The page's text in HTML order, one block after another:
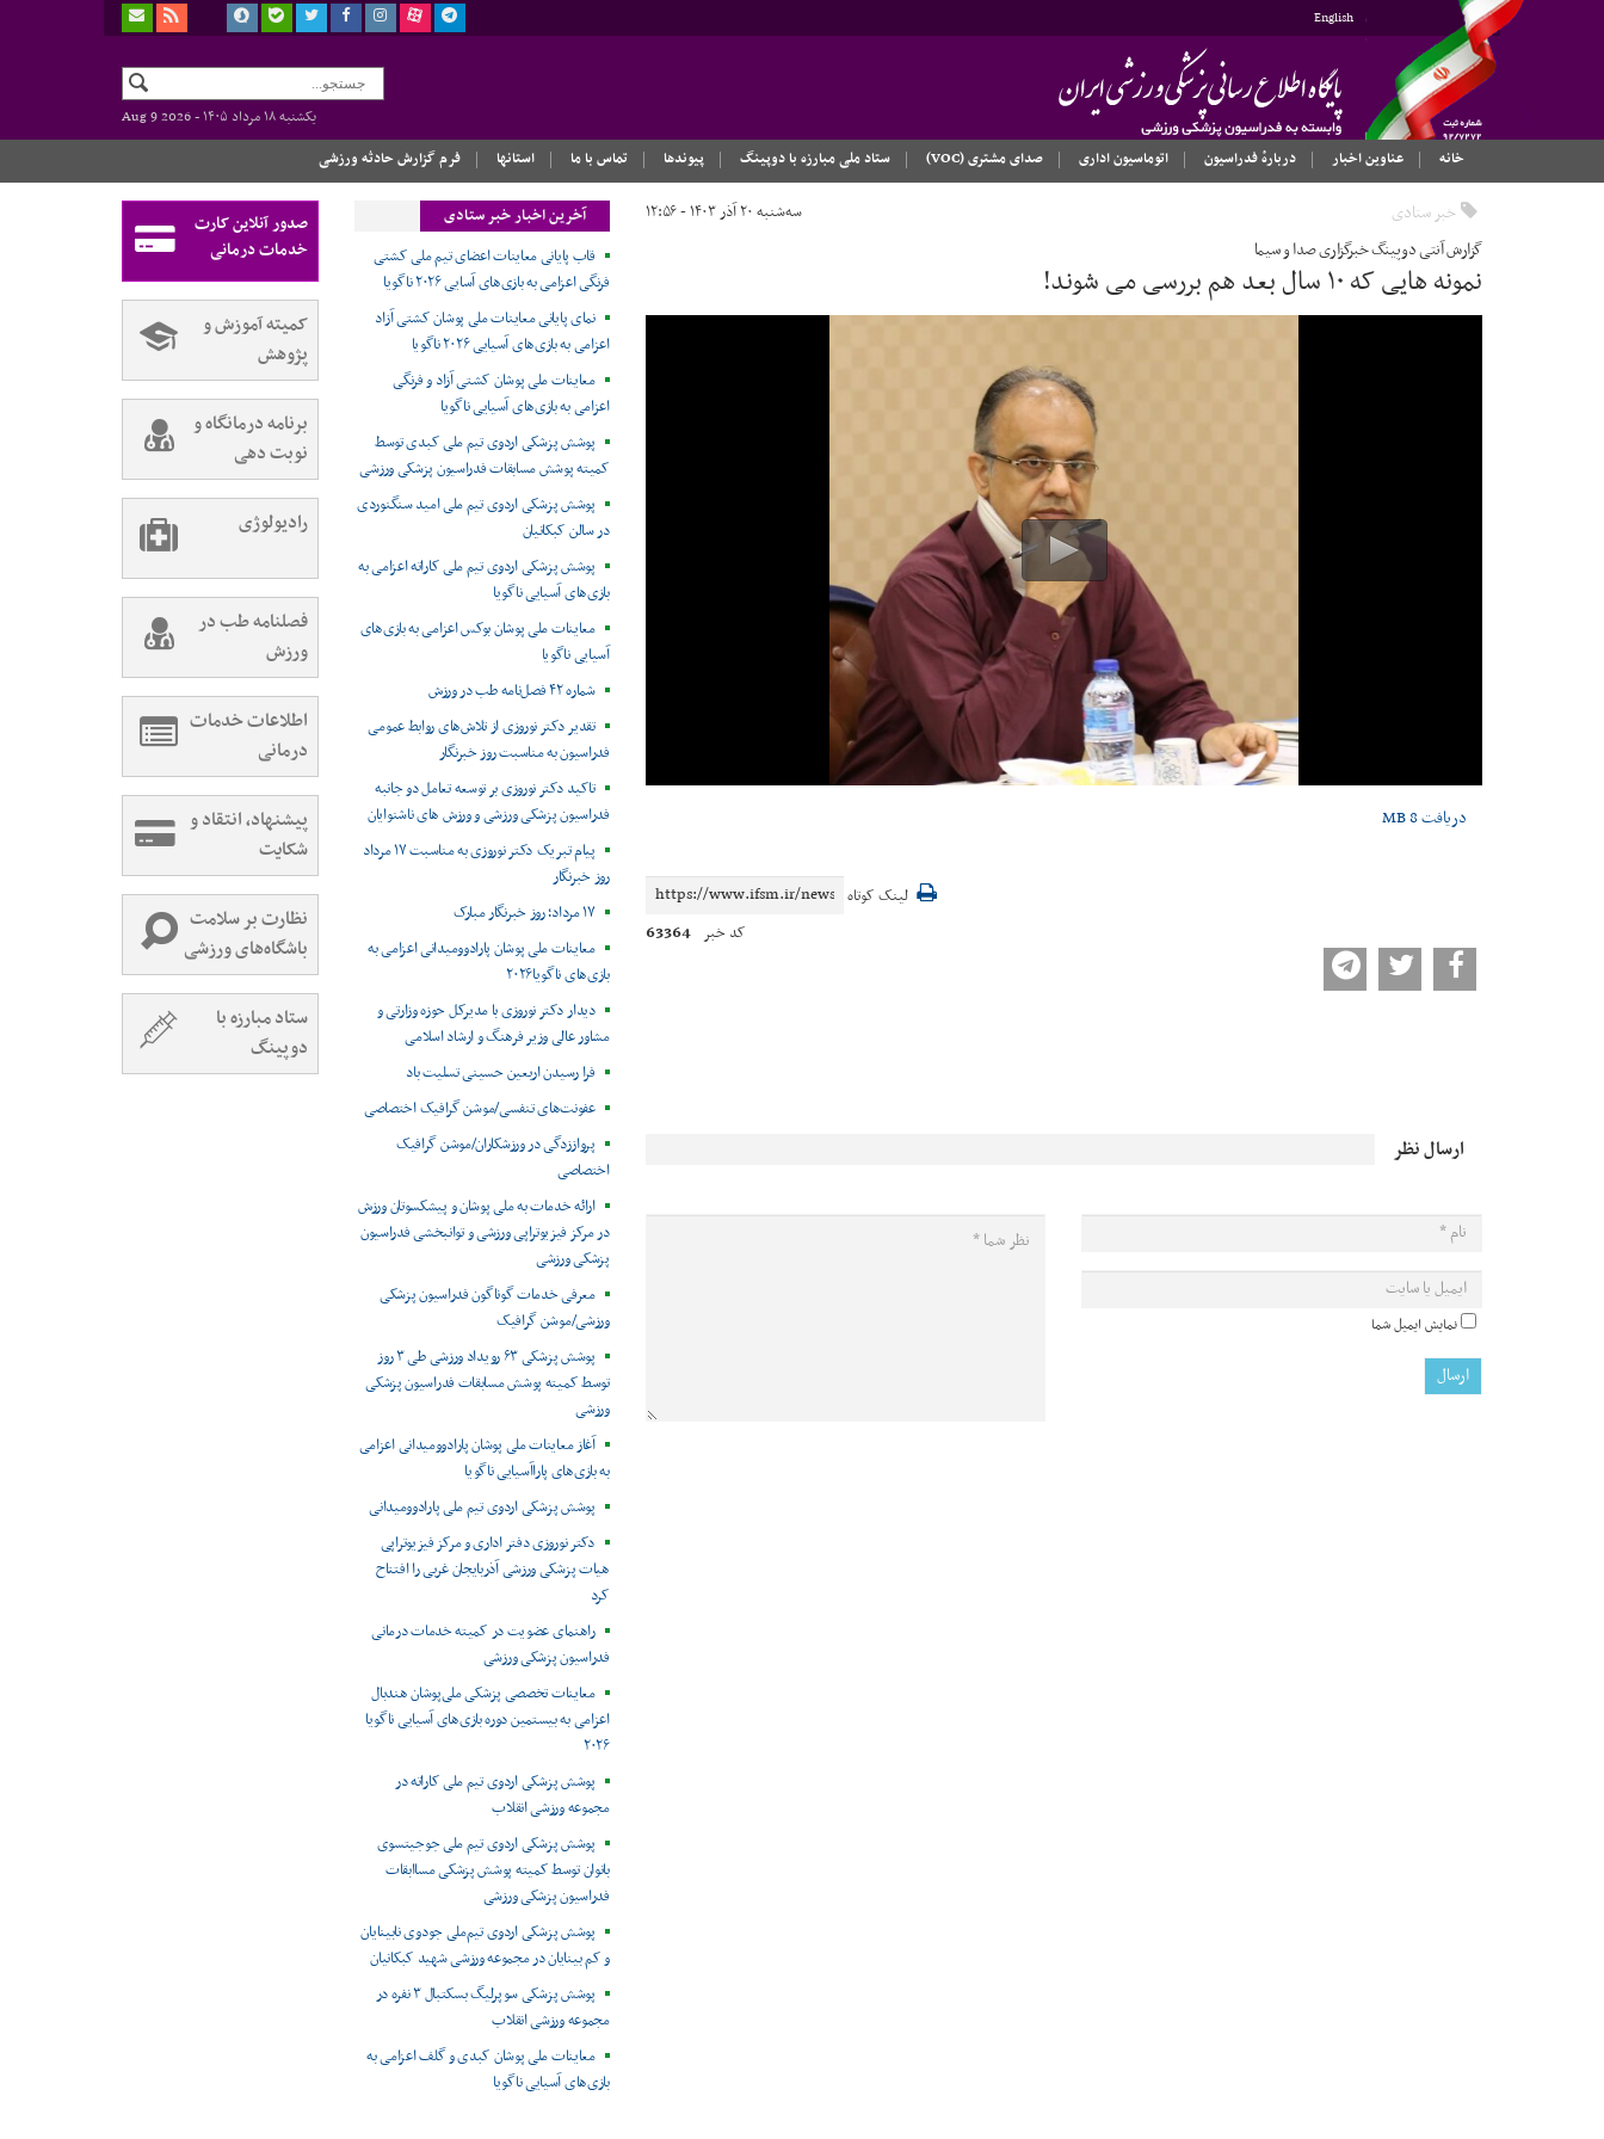
English
یکشنبه ۱۸ مرداد ۱۴۰۵ -
Aug 9 2026
خانه
عناوین اخبار دربارهٔ فدراسیون اتوماسیون اداری صدای مشتری (VOC) ستاد ملی مبارزه با دوپینگ پیوندها تماس با ما استانها فرم گزارش حادثه ورزشی
خبر ستادی سه‌شنبه ۲۰ آذر ۱۴۰۳ - ۱۲:۵۶
گزارش آنتی دوپینگ خبرگزاری صدا و سیما
نمونه هایی که ۱۰ سال بعد هم بررسی می شوند!
دریافت8 MB
لینک کوتاه
کد خبر 63364
ارسال نظر
نمایش ایمیل شما
آخرین اخبار خبر ستادی
قاب پایانی معاینات اعضای تیم ملی کشتی
فرنگی اعزامی به بازی‌های آسایی ۲۰۲۶ ناگویا
نمای پایانی معاینات ملی پوشان کشتی آزاد
اعزامی به بازی‌های آسیایی ۲۰۲۶ ناگویا
معاینات ملی پوشان کشتی آزاد و فرنگی
اعزامی به بازی‌های آسیایی ناگویا
پوشش پزشکی اردوی تیم ملی کبدی توسط
کمیته پوشش مسابقات فدراسیون پزشکی ورزشی
پوشش پزشکی اردوی تیم ملی امید سنگنوردی
در سالن کبکانیان
پوشش پزشکی اردوی تیم ملی کاراته اعزامی به
بازی‌های آسیایی ناگویا
معاینات ملی پوشان بوکس اعزامی به بازی‌های
آسیایی ناگویا
شماره ۴۲ فصل‌نامه طب در ورزش
تقدیر دکتر نوروزی از تلاش‌های روابط عمومی
فدراسیون به مناسبت روز خبرنگار
تاکید دکتر نوروزی بر توسعه تعامل دو جانبه
فدراسیون پزشکی ورزشی و ورزش های ناشنوایان
پیام تبریک دکتر نوروزی به مناسبت ۱۷ مرداد
روز خبرنگار
۱۷ مرداد؛ روز خبرنگار مبارک
معاینات ملی پوشان پارادوومیدانی اعزامی به
بازی‌های ناگویا۲۰۲۶
دیدار دکتر نوروزی با مدیرکل حوزه وزارتی و
مشاور عالی وزیر فرهنگ و ارشاد اسلامی
فرا رسیدن اربعین حسینی تسلیت باد
عفونت‌های تنفسی/موشن گرافیک اختصاصی
پرواززدگی در ورزشکاران/موشن گرافیک
اختصاصی
ارائه خدمات به ملی پوشان و پیشکسوتان ورزش
در مرکز فیزیوتراپی ورزشی و توانبخشی فدراسیون
پزشکی ورزشی
معرفی خدمات گوناگون فدراسیون پزشکی
ورزشی/موشن گرافیک
پوشش پزشکی ۶۳ رویداد ورزشی طی ۳ روز
توسط کمیته پوشش مسابقات فدراسیون پزشکی
ورزشی
آغاز معاینات ملی پوشان پارادوومیدانی اعزامی
به بازی‌های پاراآسیایی ناگویا
پوشش پزشکی اردوی تیم ملی پارادوومیدانی
دکتر نوروزی دفتر اداری و مرکز فیزیوتراپی
هیات پزشکی ورزشی آذربایجان غربی را افتتاح
کرد
راهنمای عضویت در کمیته خدمات درمانی
فدراسیون پزشکی ورزشی
معاینات تخصصی پزشکی ملی‌پوشان هندبال
اعزامی به بیستمین دوره بازی‌های آسیایی ناگویا
۲۰۲۶
پوشش پزشکی اردوی تیم ملی کاراته در
مجموعه ورزشی انقلاب
پوشش پزشکی اردوی تیم ملی جوجیتسوی
بانوان توسط کمیته پوشش پزشکی مساابقات
فدراسیون پزشکی ورزشی
پوشش پزشکی اردوی تیم‌ملی جودوی نابینایان
و کم بینایان در مجموعه ورزشی شهید کبکانیان
پوشش پزشکی سوپرلیگ بسکتبال ۳ نفره در
مجموعه ورزشی انقلاب
معاینات ملی پوشان کبدی و گلف اعزامی به
بازی‌های آسیایی ناگویا
صدور آنلاین کارت
خدمات درمانی
کمیته آموزش و
پژوهش
برنامه درمانگاه و
نوبت دهی
رادیولوژی
فصلنامه طب در
ورزش
اطلاعات خدمات
درمانی
پیشنهاد، انتقاد و
شکایت
نظارت بر سلامت
باشگاه‌های ورزشی
ستاد مبارزه با
دوپینگ